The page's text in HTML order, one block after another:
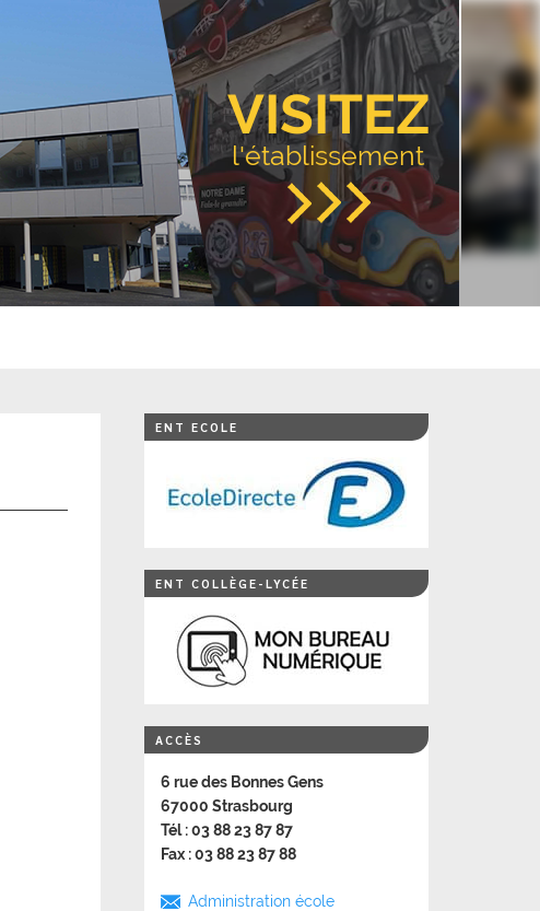
VISITEZ
l'établissement
ENT ECOLE
ENT COLLÈGE-LYCÉE
ACCÈS
6 rue des Bonnes Gens
67000 Strasbourg
Tél : 03 88 23 87 87
Fax : 03 88 23 87 88
Administration école